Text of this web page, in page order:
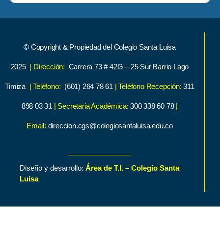
© Copyright & Propiedad del Colegio Santa Luisa
2025 | Dirección: Carrera 73 # 42G – 25 Sur Barrio Lago
Timiza | Teléfono: (601) 264 78 61 | Teléfono Recepción: 311
898 03 31 | Secretaria Académica:300 338 60 78 |
Email: direccion.cgs@colegiosantaluisa.edu.co
Diseño y desarrollo: Área de T.I. – Colegio Santa
Luisa